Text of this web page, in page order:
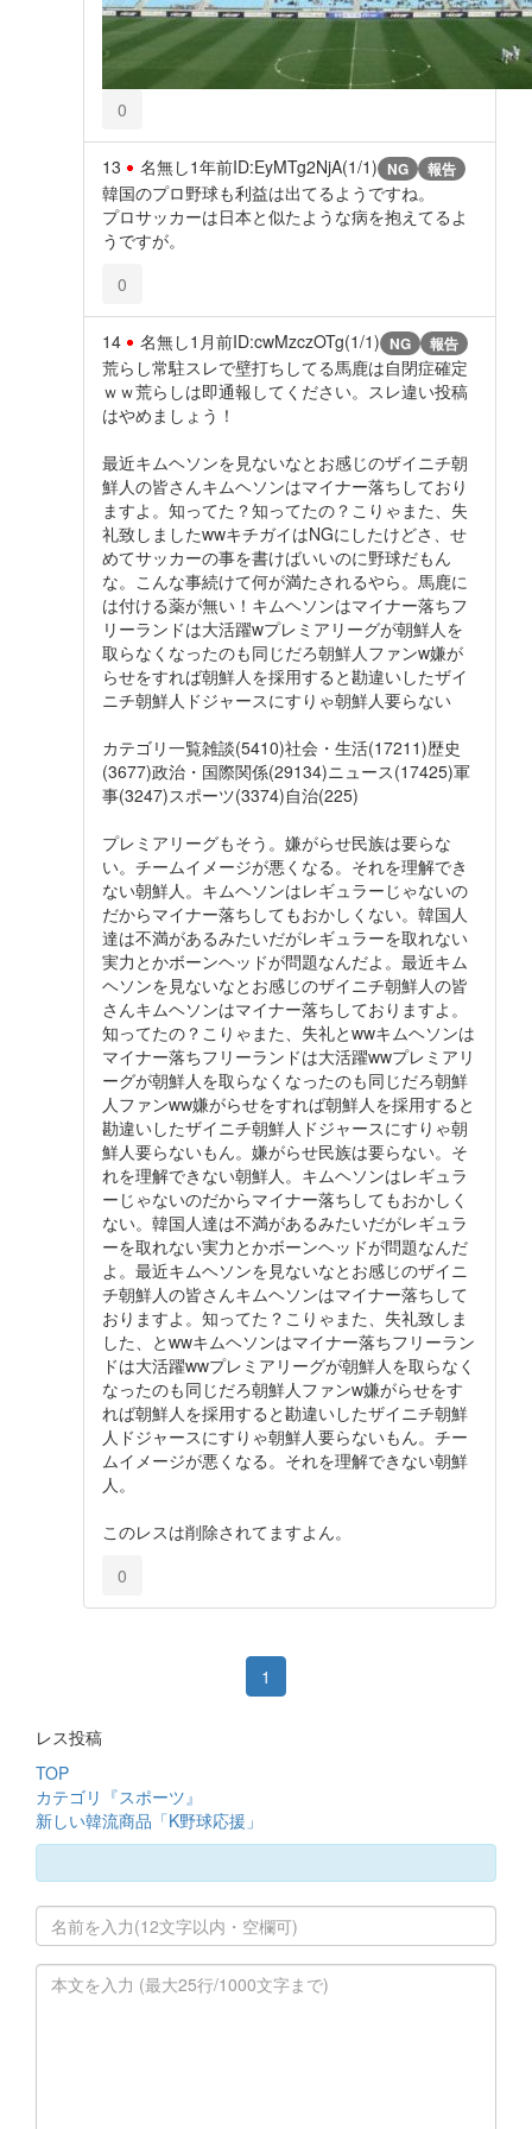
0
13 名無し1年前ID:EyMTg2NjA(1/1) NG 報告
韓国のプロ野球も利益は出てるようですね。
プロサッカーは日本と似たような病を抱えてるよ
うですが。
0
14 名無し1月前ID:cwMzczOTg(1/1) NG 報告
荒らし常駐スレで壁打ちしてる馬鹿は自閉症確定
ｗｗ荒らしは即通報してください。スレ違い投稿
はやめましょう！
最近キムヘソンを見ないなとお感じのザイニチ朝
鮮人の皆さんキムヘソンはマイナー落ちしており
ますよ。知ってた？知ってたの？こりゃまた、失
礼致しましたwwキチガイはNGにしたけどさ、せ
めてサッカーの事を書けばいいのに野球だもん
な。こんな事続けて何が満たされるやら。馬鹿に
は付ける薬が無い！キムヘソンはマイナー落ちフ
リーランドは大活躍wプレミアリーグが朝鮮人を
取らなくなったのも同じだろ朝鮮人ファンw嫌が
らせをすれば朝鮮人を採用すると勘違いしたザイ
ニチ朝鮮人ドジャースにすりゃ朝鮮人要らない
カテゴリ一覧雑談(5410)社会・生活(17211)歴史
(3677)政治・国際関係(29134)ニュース(17425)軍
事(3247)スポーツ(3374)自治(225)
プレミアリーグもそう。嫌がらせ民族は要らな
い。チームイメージが悪くなる。それを理解でき
ない朝鮮人。キムヘソンはレギュラーじゃないの
だからマイナー落ちしてもおかしくない。韓国人
達は不満があるみたいだがレギュラーを取れない
実力とかボーンヘッドが問題なんだよ。最近キム
ヘソンを見ないなとお感じのザイニチ朝鮮人の皆
さんキムヘソンはマイナー落ちしておりますよ。
知ってたの？こりゃまた、失礼とwwキムヘソンは
マイナー落ちフリーランドは大活躍wwプレミアリ
ーグが朝鮮人を取らなくなったのも同じだろ朝鮮
人ファンww嫌がらせをすれば朝鮮人を採用すると
勘違いしたザイニチ朝鮮人ドジャースにすりゃ朝
鮮人要らないもん。嫌がらせ民族は要らない。そ
れを理解できない朝鮮人。キムヘソンはレギュラ
ーじゃないのだからマイナー落ちしてもおかしく
ない。韓国人達は不満があるみたいだがレギュラ
ーを取れない実力とかボーンヘッドが問題なんだ
よ。最近キムヘソンを見ないなとお感じのザイニ
チ朝鮮人の皆さんキムヘソンはマイナー落ちして
おりますよ。知ってた？こりゃまた、失礼致しま
した、とwwキムヘソンはマイナー落ちフリーラン
ドは大活躍wwプレミアリーグが朝鮮人を取らなく
なったのも同じだろ朝鮮人ファンw嫌がらせをす
れば朝鮮人を採用すると勘違いしたザイニチ朝鮮
人ドジャースにすりゃ朝鮮人要らないもん。チー
ムイメージが悪くなる。それを理解できない朝鮮
人。
このレスは削除されてますよん。
0
1
レス投稿
TOP
カテゴリ『スポーツ』
新しい韓流商品「K野球応援」